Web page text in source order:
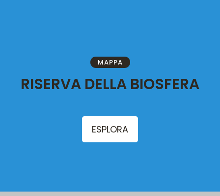
MAPPA
RISERVA DELLA BIOSFERA
ESPLORA